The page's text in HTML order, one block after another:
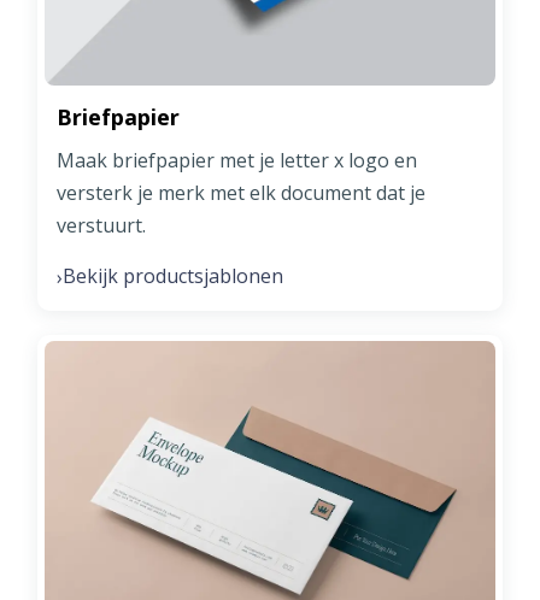
Briefpapier
Maak briefpapier met je letter x logo en
versterk je merk met elk document dat je
verstuurt.
›Bekijk productsjablonen